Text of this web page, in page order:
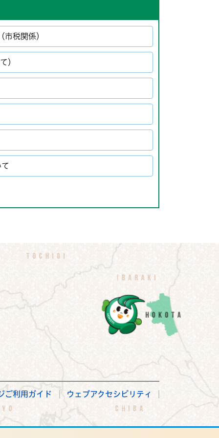
市税関係）
）
ご利用ガイド ウェブアクセシビリティ